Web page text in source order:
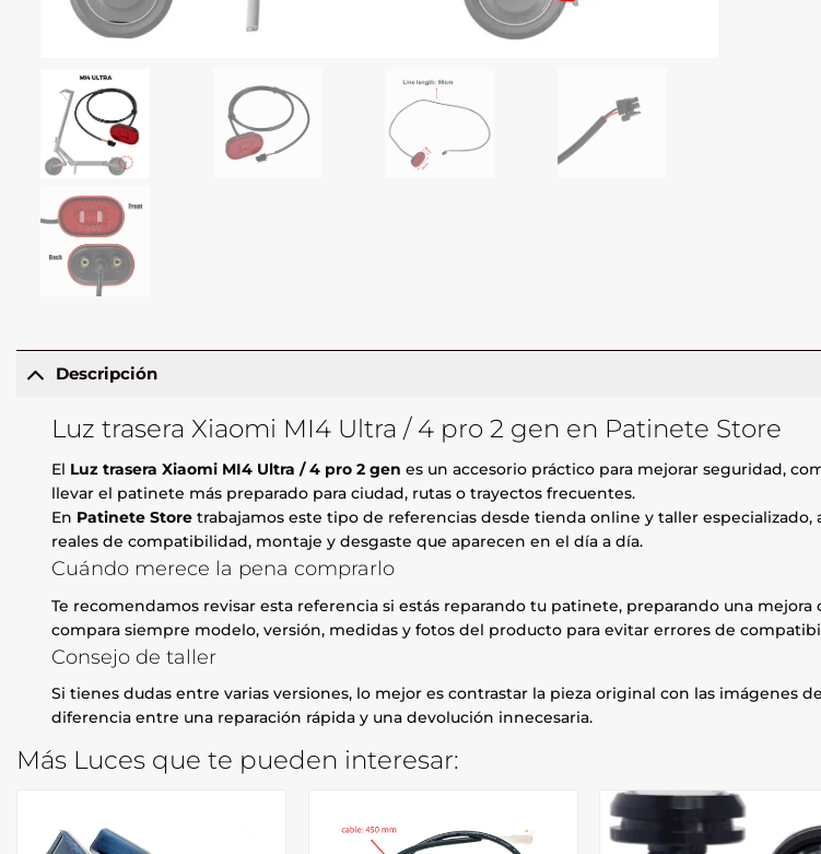
Descripción
Luz trasera Xiaomi MI4 Ultra / 4 pro 2 gen en Patinete Store
El Luz trasera Xiaomi MI4 Ultra / 4 pro 2 gen es un accesorio práctico para mejorar seguridad,
llevar el patinete más preparado para ciudad, rutas o trayectos frecuentes.
En Patinete Store trabajamos este tipo de referencias desde tienda online y taller
reales de compatibilidad, montaje y desgaste que aparecen en el día a día.
Cuándo merece la pena comprarlo
Te recomendamos revisar esta referencia si estás reparando tu patinete, preparando una
compara siempre modelo, versión, medidas y fotos del producto para evitar errores de
Consejo de taller
Si tienes dudas entre varias versiones, lo mejor es contrastar la pieza original con las imágenes
diferencia entre una reparación rápida y una devolución innecesaria.
Más Luces que te pueden interesar: